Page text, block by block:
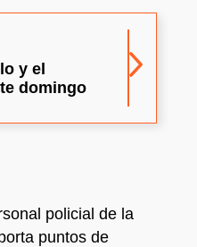
y el
domingo
policial de la
puntos de